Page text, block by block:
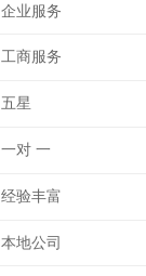
企业服务
工商服务
五星
一对 一
经验丰富
本地公司